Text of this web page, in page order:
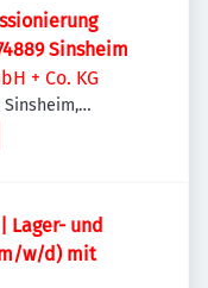
Sinsheim
+ Co. KG
und
w/d) mit